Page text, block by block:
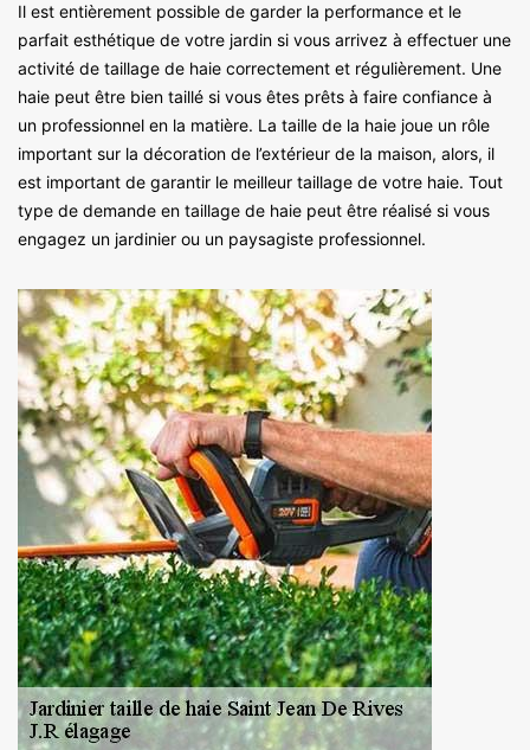
Il est entièrement possible de garder la performance et le
parfait esthétique de votre jardin si vous arrivez à effectuer une
activité de taillage de haie correctement et régulièrement. Une
haie peut être bien taillé si vous êtes prêts à faire confiance à
un professionnel en la matière. La taille de la haie joue un rôle
important sur la décoration de l’extérieur de la maison, alors, il
est important de garantir le meilleur taillage de votre haie. Tout
type de demande en taillage de haie peut être réalisé si vous
engagez un jardinier ou un paysagiste professionnel.